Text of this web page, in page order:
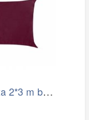
Stínící plachta 2*3 m bordó